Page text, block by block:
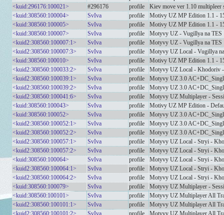
<kuid:296176:100021>
#296176 profile
Kiev move ver 1.10 multipleer
<kuid:308560:100004>
SvIva profile
Motivy UZ MP Edition 1.1 -
<kuid:308560:100005>
SvIva profile
Motivy UZ MP Edition 1.1 -
<kuid:308560:100007>
SvIva profile
Motyvy UZ - Vugillya na TES
<kuid2:308560:100007:1>
SvIva profile
Motyvy UZ - Vugillya na TES
<kuid2:308560:100007:3>
SvIva profile
Motyvy UZ Local - Vugillya
<kuid:308560:100010>
SvIva profile
Motivy UZ MP Edition 1.1 -
<kuid2:308560:100033:2>
SvIva profile
Motyvy UZ Local - Khodoriv -
<kuid2:308560:100039:1>
SvIva profile
Motyvy UZ 3.0
<kuid2:308560:100039:2>
SvIva profile
Motyvy UZ 3.0
<kuid2:308560:100041:6>
SvIva profile
Motyvy UZ Multiplayer -
<kuid:308560:100043>
SvIva profile
Motivy UZ MP Edition -
<kuid:308560:100052>
SvIva profile
Motyvy UZ 3.0
<kuid2:308560:100052:1>
SvIva profile
Motyvy UZ 3.0
<kuid2:308560:100052:2>
SvIva profile
Motyvy UZ 3.0
<kuid2:308560:100057:1>
SvIva profile
Motyvy UZ Local - Stryi -
<kuid2:308560:100057:2>
SvIva profile
Motyvy UZ Local - Stryi -
<kuid:308560:100064>
SvIva profile
Motyvy UZ Local - Stryi -
<kuid2:308560:100064:1>
SvIva profile
Motyvy UZ Local - Stryi -
<kuid2:308560:100064:2>
SvIva profile
Motyvy UZ Local - Stryi -
<kuid:308560:100079>
SvIva profile
Motyvy UZ Multiplayer -
<kuid:308560:100101>
SvIva profile
Motyvy UZ Multiplayer All
<kuid2:308560:100101:1>
SvIva profile
Motyvy UZ Multiplayer All
<kuid2:308560:100101:2>
SvIva profile
Motyvy UZ Multiplayer All